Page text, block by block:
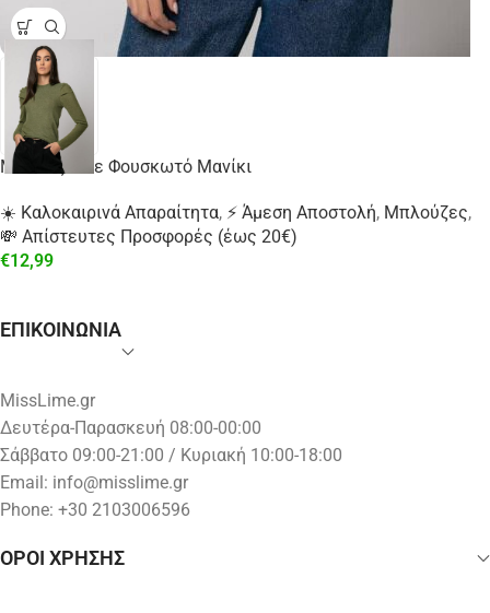
Μπλούζα Με Φουσκωτό Μανίκι
☀️ Καλοκαιρινά Απαραίτητα, ⚡ Άμεση Αποστολή, Μπλούζες,
💸 Απίστευτες Προσφορές (έως 20€)
€12,99
ΕΠΙΚΟΙΝΩΝΙΑ
MissLime.gr
Δευτέρα-Παρασκευή 08:00-00:00
Σάββατο 09:00-21:00 / Κυριακή 10:00-18:00
Email: info@misslime.gr
Phone: +30 2103006596
ΟΡΟΙ ΧΡΗΣΗΣ